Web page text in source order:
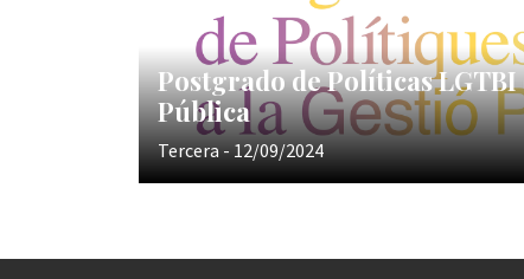
Postgrado de Políticas
Pública
Tercera - 12/09/2024